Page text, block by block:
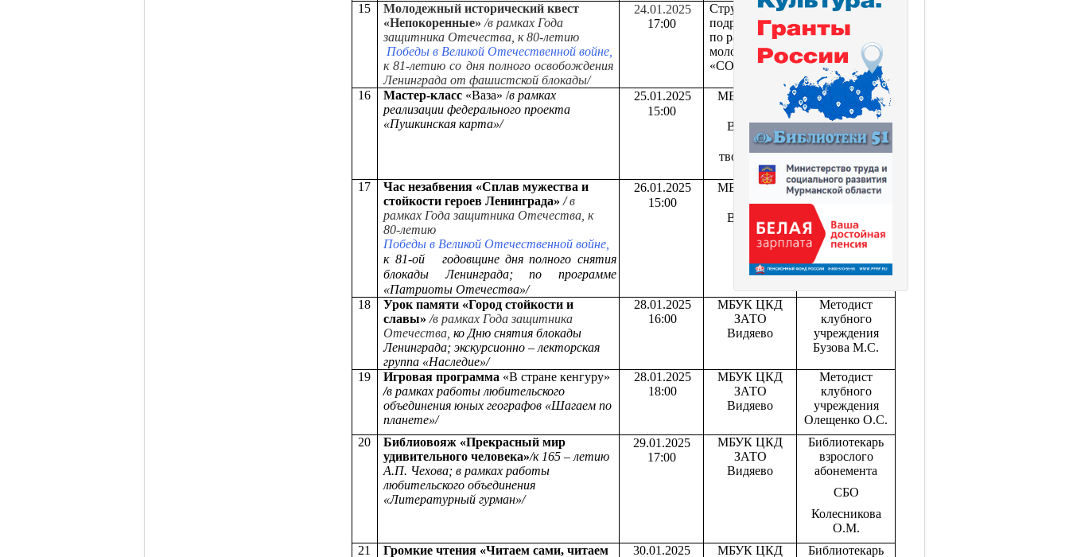
15
Молодежный исторический квест
«Непокоренные» /в рамках Года
защитника Отечества, к 80-летию
Победы в Великой Отечественной войне,
к 81-летию со дня полного освобождения
Ленинграда от фашистской блокады/
24.01.2025
17:00
Структурное
подразделение
по работе с
молодежью
«СОПКИ»
Ведущий
специалист по
работе с
молодежью
Ильина Г.А.
16 Мастер-класс «Ваза» /в рамках
реализации федерального проекта
«Пушкинская карта»/
25.01.2025
15:00
МБУК ЦКД
Видяево
Зал
творческих
зон
Методист
клубного
учреждения
Олещенко О.С.
17 Час незабвения «Сплав мужества и
стойкости героев Ленинграда» /в
рамках Года защитника Отечества, к
80-летию
Победы в Великой Отечественной войне,
к 81-ой годовщине дня полного снятия
блокады Ленинграда; по программе
«Патриоты Отечества»/
26.01.2025
15:00
МБУК ЦКД
ЗАТО
Видяево
Библиотекарь
абонемента
СБО
Колесникова
О.М.
18
Урок памяти «Город стойкости и
славы»/в рамках Года защитника
Отечества, ко Дню снятия блокады
Ленинграда; экскурсионно – лекторская
группа «Наследие»/
28.01.2025
16:00
МБУК ЦКД
ЗАТО
Видяево
Методист
клубного
учреждения
Бузова М.С.
19 Игровая программа «В стране кенгуру»
/в рамках работы любительского
объединения юных географов «Шагаем по
планете»/
28.01.2025
18:00
МБУК ЦКД
ЗАТО
Видяево
Методист
клубного
учреждения
Олещенко О.С.
20
Библиовояж «Прекрасный мир
удивительного человека»/к 165 – летию
А.П. Чехова; в рамках работы
любительского объединения
«Литературный гурман»/
29.01.2025
17:00
МБУК ЦКД
ЗАТО
Видяево
Библиотекарь
взрослого
абонемента
СБО
Колесникова
О.М.
21
Громкие чтения «Читаем сами, читаем 30.01.2025 МБУК ЦКД Библиотекарь